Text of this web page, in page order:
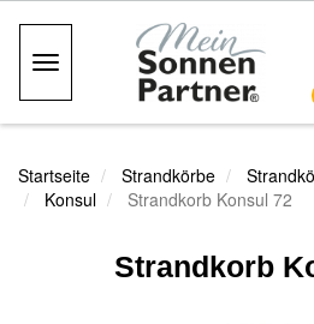
Toggle
Startseite Strandkörbe
Konsul
Strandkorb Konsul 72
Strandkorb